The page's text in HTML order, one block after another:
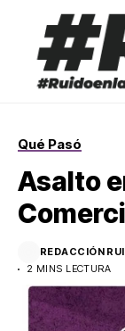
Qué Pasó
Asalto
REDACCIÓN
2 MINS LECTURA